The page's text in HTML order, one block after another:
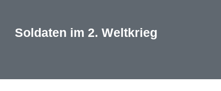
Soldaten im 2. Weltkrieg